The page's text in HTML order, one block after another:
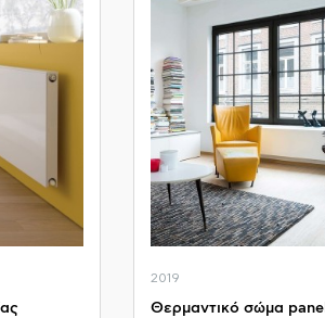
2019
Θερμαντικό σώμα panel